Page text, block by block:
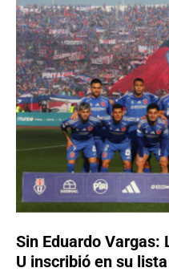
Sin Eduardo Vargas:
U inscribió en su